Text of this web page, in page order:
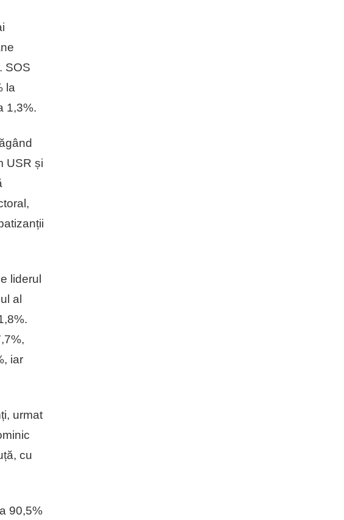
SOS
la
1,3%.
USR și
liderul
al
iar
urmat
cu
90,5%